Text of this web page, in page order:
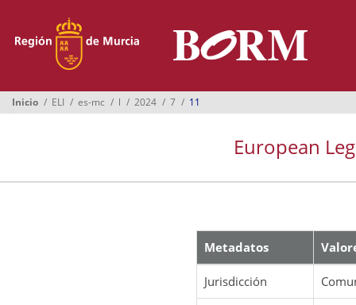
Boletines
Ayuntamientos
Inicio ELI es-mc l 2024 7 11
European
Metadatos
Jurisdicción